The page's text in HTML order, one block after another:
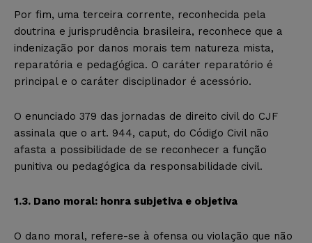
Por fim, uma terceira corrente, reconhecida pela
doutrina e jurisprudência brasileira, reconhece que a
indenização por danos morais tem natureza mista,
reparatória e pedagógica. O caráter reparatório é
principal e o caráter disciplinador é acessório.
O enunciado 379 das jornadas de direito civil do CJF
assinala que o art. 944, caput, do Código Civil não
afasta a possibilidade de se reconhecer a função
punitiva ou pedagógica da responsabilidade civil.
1.3. Dano moral: honra subjetiva e objetiva
O dano moral, refere-se à ofensa ou violação que não